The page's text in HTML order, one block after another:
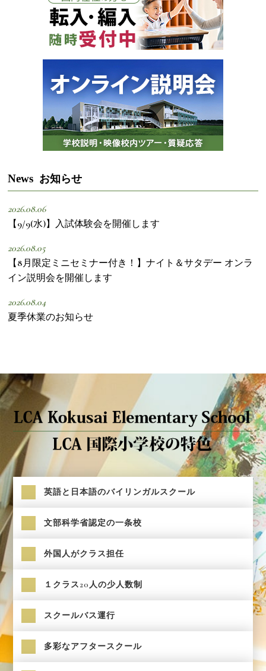
News お知らせ
2026.08.06
【9/9(水)】入試体験会を開催します
2026.08.05
【8月限定ミニセミナー付き！】ナイト＆サタデー オンラ
イン説明会を開催します
2026.08.04
夏季休業のお知らせ
英語と日本語のバイリンガルスクール
文部科学省認定の一条校
外国人がクラス担任
１クラス20人の少人数制
スクールバス運行
多彩なアフタースクール